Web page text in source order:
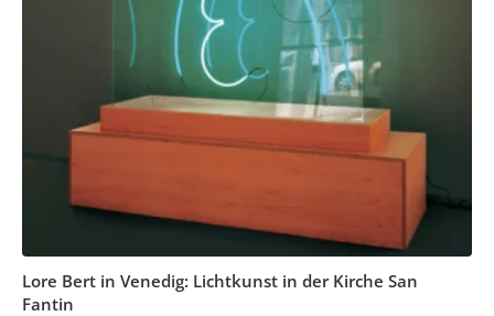
Lore Bert in Venedig: Lichtkunst in der Kirche San
Fantin